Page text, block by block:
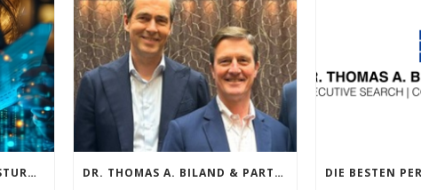
NAVIGIEREN DURCH DEN STURM: FÜHRUNGSKRÄFTE IM KREUZFEUER VON KI-REVOLUTION, MARKTUMBRÜCHEN UND GEN Z-ANSPRÜCHEN DR. THOMAS A. BILAND & PARTNER UND HEADSAHEAD GMBH GEHEN LÄNDERÜBERGREIFENDE PARTNERSCHAFT EIN.